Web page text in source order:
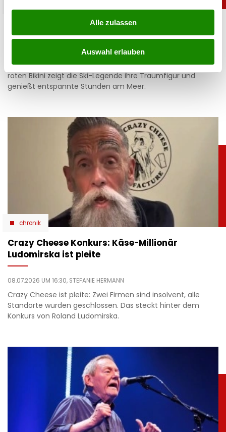
Alle zulassen
Auswahl erlauben
Heiß: Lindsey Vonn zeigt Traumfigur im Urlaub
JOVANA BOROJEVIC
Lindsey Vonn begeistert mit einem neuen Urlaubsfoto. Im
roten Bikini zeigt die Ski-Legende ihre Traumfigur und
genießt entspannte Stunden am Meer.
chronik
Crazy Cheese Konkurs: Käse-Millionär
Ludomirska ist pleite
08.07.2026 UM 16:30, STEFANIE HERMANN
Crazy Cheese ist pleite: Zwei Firmen sind insolvent, alle
Standorte wurden geschlossen. Das steckt hinter dem
Konkurs von Roland Ludomirska.